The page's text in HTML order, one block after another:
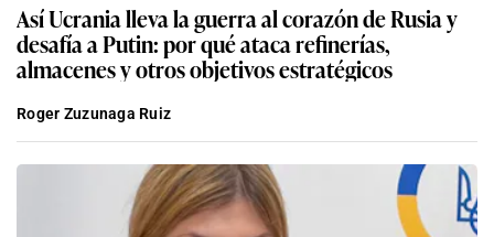
Así Ucrania lleva la guerra al corazón de Rusia y
desafía a Putin: por qué ataca refinerías,
almacenes y otros objetivos estratégicos
Roger Zuzunaga Ruiz